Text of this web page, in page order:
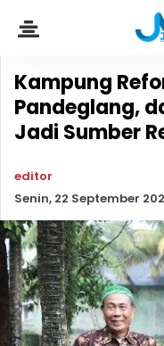
Kampung
Pandeglang,
Jadi Sumber
editor
Senin, 22 September